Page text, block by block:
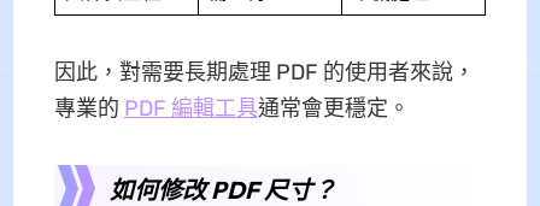
因此，對需要長期處理 PDF 的使用者來說，
專業的 PDF 編輯工具通常會更穩定。
如何修改 PDF 尺寸？